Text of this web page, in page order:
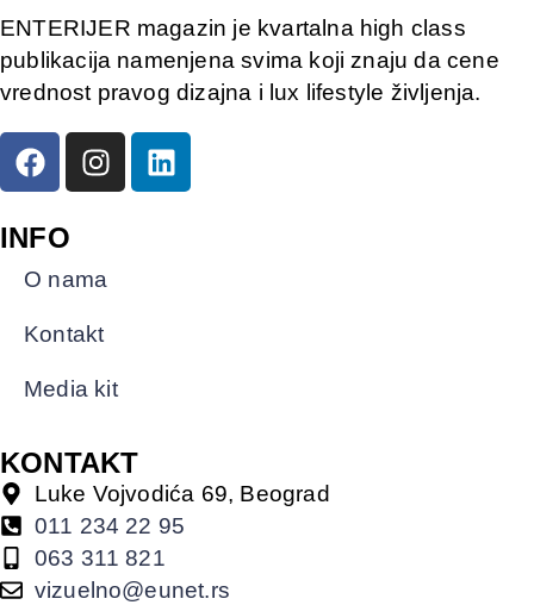
ENTERIJER magazin je kvartalna high class
publikacija namenjena svima koji znaju da cene
vrednost pravog dizajna i lux lifestyle življenja.
INFO
O nama
Kontakt
Media kit
KONTAKT
Luke Vojvodića 69, Beograd
011 234 22 95
063 311 821
vizuelno@eunet.rs